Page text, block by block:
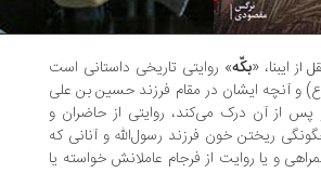
« بکّه» روایتی تاریخی داستانی است
ایشان در مقام فرزند حسین بن علی
درک می‌کند، روایتی از حاضران و
خون فرزند رسول‌الله و آنانی که
روایت از فرجام عاملانش خواسته یا